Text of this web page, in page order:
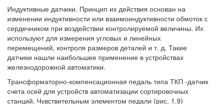
Индуктивные датчики. Принцип их действия основан на
изменении индуктивности или взаимоиндуктивности обмоток с
сердечником при воздействии контролируемой величины. Их
используют для измерения угловых и линейных
перемещений, контроля размеров деталей и т. д. Такие
датчики нашли наибольшее применение в устройствах
железнодорожной автоматики.
Трансформаторно-компенсационная педаль типа ТКП -датчик
счета осей для устройств автоматизации сортировочных
станций. Чувствительным элементом педали (рис. 1.9)